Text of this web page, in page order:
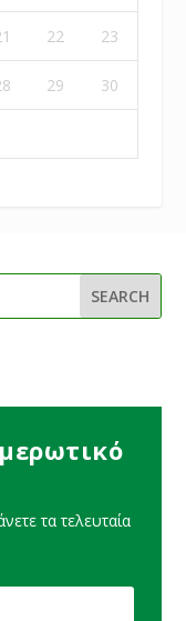
22 23
29 30
τα τελευταία